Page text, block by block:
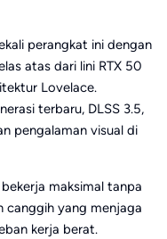
perangkat ini dengan
atas dari lini RTX 50
Lovelace.
terbaru, DLSS 3.5,
pengalaman visual di
bekerja maksimal tanpa
yang menjaga
kerja berat.